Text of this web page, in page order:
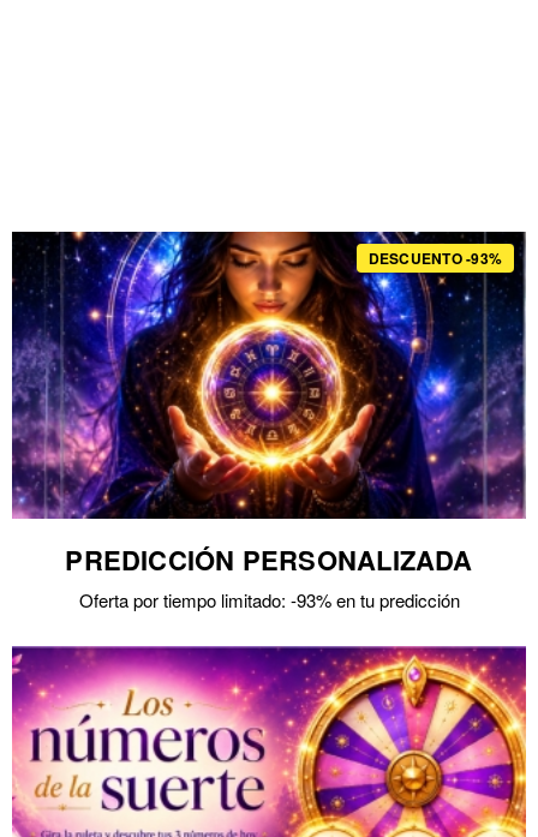
DESCUENTO -93%
PREDICCIÓN PERSONALIZADA
Oferta por tiempo limitado: -93% en tu predicción